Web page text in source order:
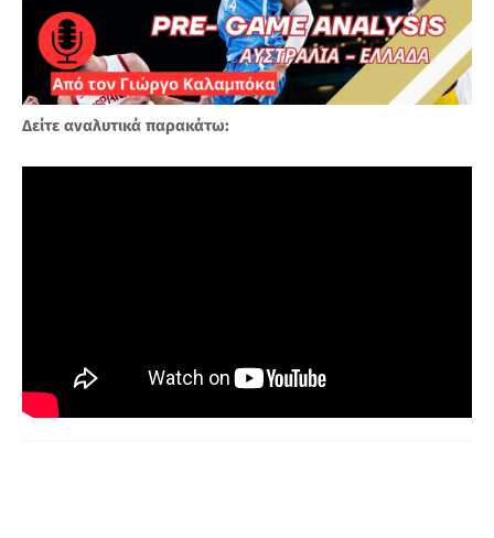
Δείτε αναλυτικά παρακάτω: